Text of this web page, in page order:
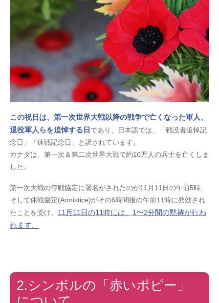
この祝日は、第一次世界大戦以降の戦争で亡くなった軍人、
退役軍人らを追悼する日 であり、日本語では、「戦没者追悼記
念日」「休戦記念日」と訳されています。
カナダは、第一次＆第二次世界大戦で約10万人の兵士を亡くしま
した。
第一次大戦の停戦協定に署名がされたのが11月11日の午前5時、
そして休戦協定(Armistice)がその6時間後の午前11時に発効され
たことを受け、 11月11日の11時には、1〜2分間の黙祷が行わ
れます。
2.シンボルの「赤いポピー」